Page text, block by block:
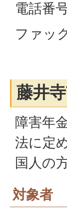
電話番
ファッ
藤井
障害年
法に定
国人の
対象者